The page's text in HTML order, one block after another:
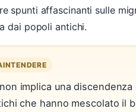
spunti affascinanti sulle
dai popoli antichi.
implica una
che hanno mescolato il